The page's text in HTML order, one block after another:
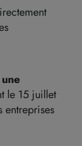
le 15 juillet
entreprises